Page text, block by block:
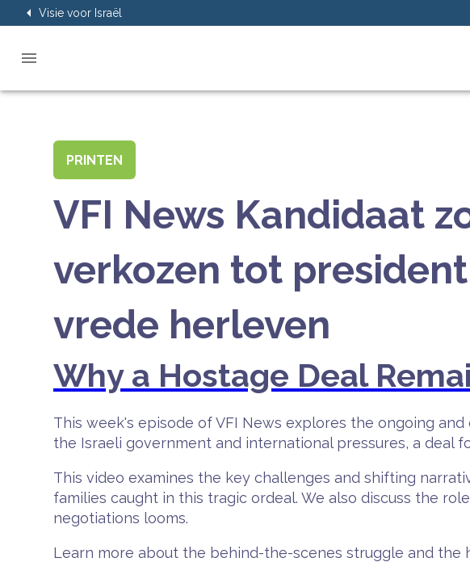
Visie voor Israël
PRINTEN
VFI News Kandidaat
verkozen tot
vrede herleven
Why a Hostage Deal
This week's episode of VFI News explores the ongoing
the Israeli government and international pressures, a deal
This video examines the key challenges and shifting
families caught in this tragic ordeal. We also discuss the
negotiations looms.
Learn more about the behind-the-scenes struggle and